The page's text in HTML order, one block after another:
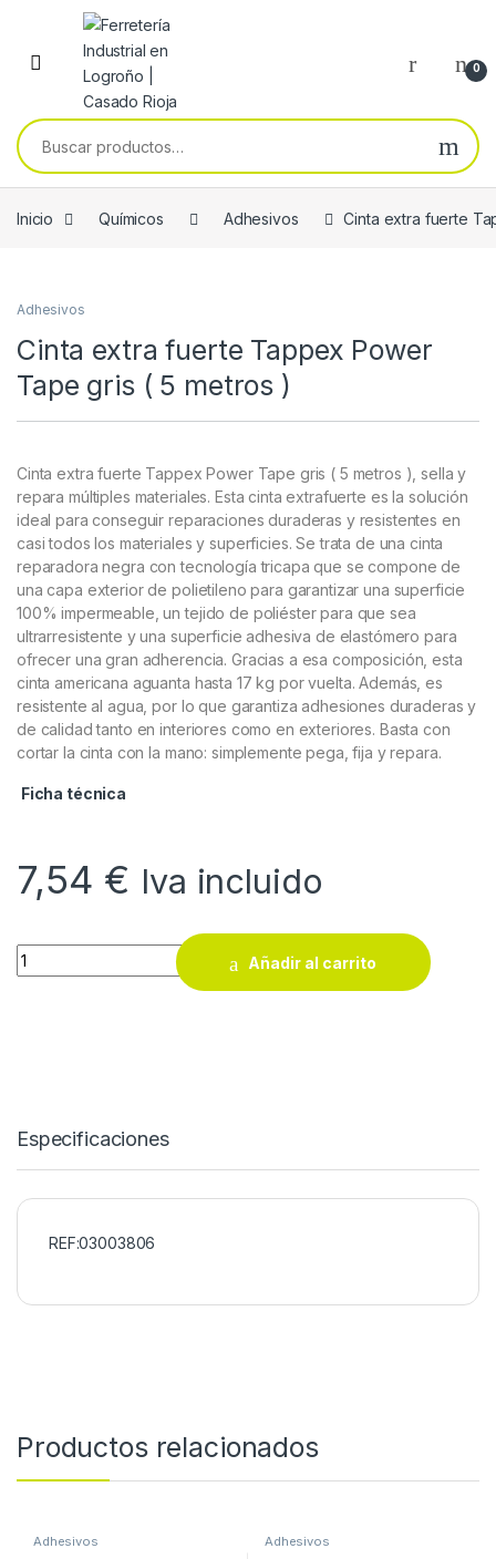
Skip to navigation
Skip to content
0
Buscar por:
Inicio Químicos Adhesivos Cinta extra fuerte
Adhesivos
Cinta extra fuerte Tappex Power
Tape gris ( 5 metros )
Cinta extra fuerte Tappex Power Tape gris ( 5 metros ), sella y
repara múltiples materiales. Esta cinta extrafuerte es la solución
ideal para conseguir reparaciones duraderas y resistentes en
casi todos los materiales y superficies. Se trata de una cinta
reparadora negra con tecnología tricapa que se compone de
una capa exterior de polietileno para garantizar una superficie
100% impermeable, un tejido de poliéster para que sea
ultrarresistente y una superficie adhesiva de elastómero para
ofrecer una gran adherencia. Gracias a esa composición, esta
cinta americana aguanta hasta 17 kg por vuelta. Además, es
resistente al agua, por lo que garantiza adhesiones duraderas y
de calidad tanto en interiores como en exteriores. Basta con
cortar la cinta con la mano: simplemente pega, fija y repara.
Ficha técnica
7,54 € Iva incluido
Cinta extra fuerte Tappex Power Tape gris ( 5 metros )
Añadir al carrito
Especificaciones
REF:03003806
Productos relacionados
Adhesivos Adhesivos